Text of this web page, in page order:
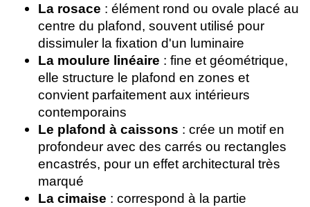
La rosace : élément rond ou ovale placé au
centre du plafond, souvent utilisé pour
dissimuler la fixation d'un luminaire
La moulure linéaire : fine et géométrique,
elle structure le plafond en zones et
convient parfaitement aux intérieurs
contemporains
Le plafond à caissons : crée un motif en
profondeur avec des carrés ou rectangles
encastrés, pour un effet architectural très
marqué
La cimaise : correspond à la partie